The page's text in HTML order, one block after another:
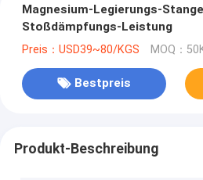
Magnesium-Legierungs-
Stoßdämpfungs-Leistung
Preis：USD39~80/KGS MOQ：
Bestpreis
Produkt-Beschreibung